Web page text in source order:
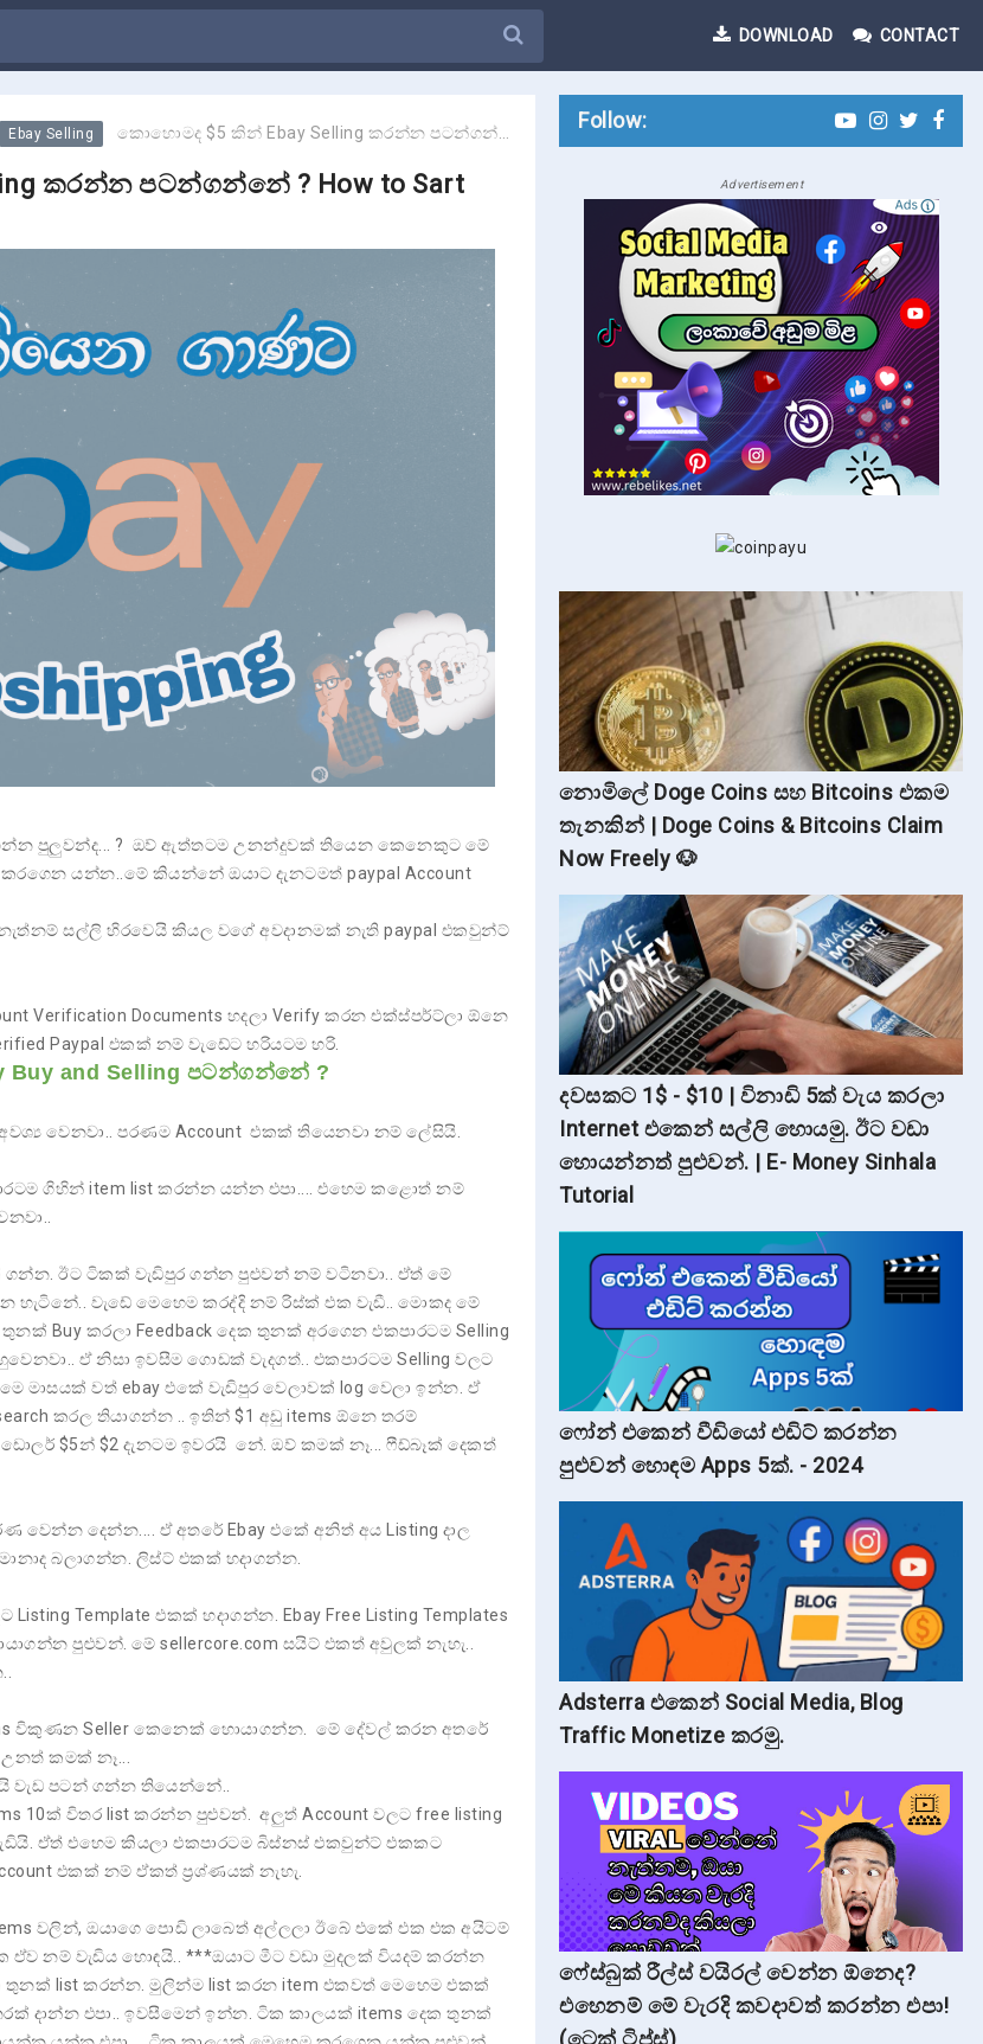
DOWNLOAD CONTACT
Ebay Selling කොහොමද $5 කින් Ebay Selling කරන්න පටන්ගන්නේ ? How to Sart eBay Selling with $5 ?
කරන්න පටන්ගන්නේ ? How to Sart
පුලුවන්ද... ? ඔව් ඇත්තටම උනන්දුවක් තියෙන කෙනෙකුට මේ
යන්න..මේ කියන්නේ ඔයාට දැනටමත් paypal Account
සල්ලි හිරවෙයි කියල වගේ අවදානමක් නැති paypal එකවුන්ට්
Verification Documents හදලා Verify කරන එක්ස්පර්ට්ලා ඕනෙ
Paypal එකක් නම් වැඩේට හරියටම හරි.
and Selling පටන්ගන්නේ ?
වෙනවා.. පරණම Account එකක් තියෙනවා නම් ලේසියි.
ගිහින් item list කරන්න යන්න එපා.... එහෙම කළොත් නම්
ගන්න. ඊට ටිකක් වැඩිපුර ගන්න පුළුවන් නම් වටිනවා.. ඒත් මේ
වැඩේ මෙහෙම කරද්දි නම් රිස්ක් එක වැඩී.. මොකද මේ
Buy කරලා Feedback දෙක තුනක් අරගෙන එකපාරටම Selling
ඒ නිසා ඉවසීම ගොඩක් වැදගත්.. එකපාරටම Selling වලට
මාසයක් වත් ebay එකේ වැඩිපුර වෙලාවක් log වෙලා ඉන්න. ඒ
කරල තියාගන්න .. ඉතින් $1 අඩු items ඕනෙ තරම්
$5න් $2 දැනටම ඉවරයි නේ. ඔව් කමක් නෑ... ෆීඩ්බෑක් දෙකත්
වෙන්න දෙන්න.... ඒ අතරේ Ebay එකේ අනිත් අය Listing දාල
බලාගන්න. ලිස්ට් එකක් හදාගන්න.
Template එකක් හදාගන්න. Ebay Free Listing Templates
පුළුවන්. මේ sellercore.com සයිට් එකත් අවුලක් නැහැ..
විකුණන Seller කෙනෙක් හොයාගන්න. මේ දේවල් කරන අතරේ
කමක් නෑ...
වැඩ පටන් ගන්න තියෙන්නේ..
10ක් විතර list කරන්න පුළුවන්. අලුත් Account වලට free listing
ඒත් එහෙම කියලා එකපාරටම බිස්නස් එකවුන්ට් එකකට
එකක් නම් ඒකත් ප්‍රශ්ණයක් නැහැ.
වලින්, ඔයාගෙ පොඩි ලාබෙත් අල්ලලා ඊබේ එකේ එක එක අයිටම්
ඒව නම් වැඩිය හොඳයි.. ***ඔයාට මීට වඩා මුදලක් වියදම් කරන්න
තුනක් list කරන්න. මුලින්ම list කරන item එකවත් මෙහෙම එකක්
දාන්න එපා.. ඉවසීමෙන් ඉන්න. ටික කාලයක් items දෙක තුනක්
Follow:
Advertisement
නොමිලේ Doge Coins සහ Bitcoins එකම
තැනකින් | Doge Coins & Bitcoins Claim
Now Freely 🐶
දවසකට 1$ - $10 | විනාඩි 5ක් වැය කරලා
Internet එකෙන් සල්ලි හොයමු. ඊට වඩා
හොයන්නත් පුළුවන්. | E- Money Sinhala
Tutorial
ෆෝන් එකෙන් වීඩියෝ එඩිට් කරන්න
පුළුවන් හොඳම Apps 5ක්. - 2024
Adsterra එකෙන් Social Media, Blog
Traffic Monetize කරමු.
ෆේස්බුක් රීල්ස් වයිරල් වෙන්න ඕනෙද?
එහෙනම් මේ වැරදි කවදාවත් කරන්න එපා!
(ටෙක් ටිප්ස්)